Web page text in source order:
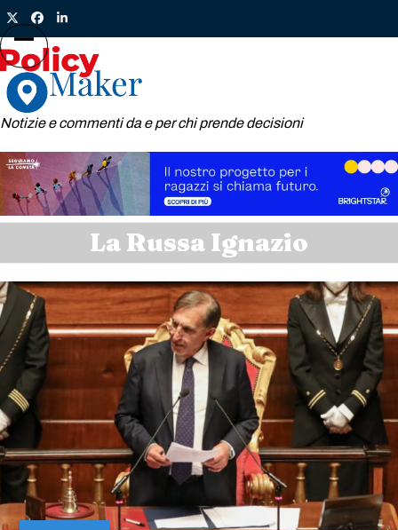
Skip
to
content
TwitterFacebook
LinkedIn
Notizie e commenti da e per chi prende decisioni
Open
mobile
menu
Close
mobile
menu
La Russa Ignazio